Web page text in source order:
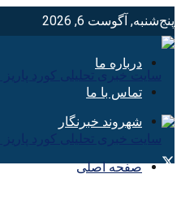
پنج‌شنبه, آگوست 6, 2026
درباره ما
تماس با ما
شهروند خبرنگار
صفحه اصلی